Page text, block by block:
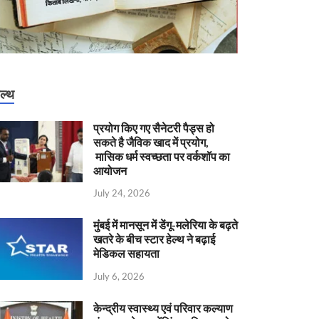
प्रयोग किए गए सैनेटरी पैड्स हो
सकते है जैविक खाद में प्रयोग,
मासिक धर्म स्वच्छता पर वर्कशॉप का
आयोजन
July 24, 2026
मुंबई में मानसून में डेंगू-मलेरिया के बढ़ते
खतरे के बीच स्टार हेल्थ ने बढ़ाई
मेडिकल सहायता
July 6, 2026
केन्‍द्रीय स्वास्थ्य एवं परिवार कल्याण